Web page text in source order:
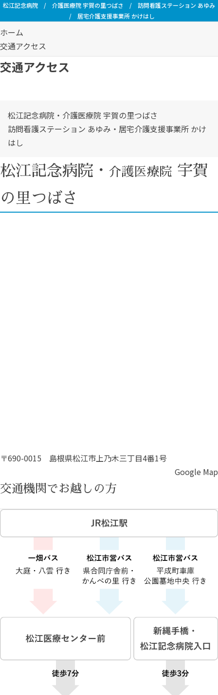
松江記念病院 / 介護医療院 宇賀の里つばさ / 訪問看護ステーション あゆみ
/ 居宅介護支援事業所 かけはし
ホーム
交通アクセス
交通アクセス
松江記念病院・介護医療院 宇賀の里つばさ
訪問看護ステーション あゆみ・居宅介護支援事業所 かけ
はし
松江記念病院・ 介護医療院 宇賀
の里つばさ
〒690-0015 島根県松江市上乃木三丁目4番1号
Google Map
交通機関でお越しの方